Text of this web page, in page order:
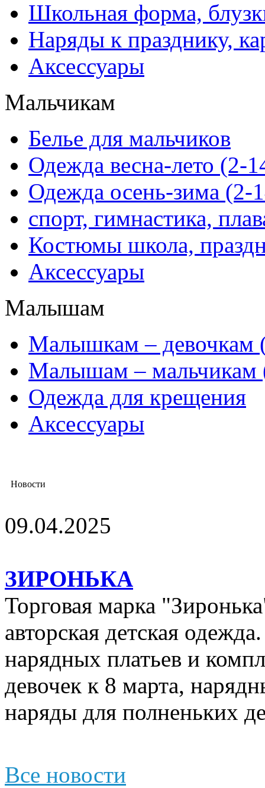
Школьная форма,
Наряды к празднику,
Аксессуары
Мальчикам
Белье для мальчиков
Одежда весна-лето (2-
Одежда осень-зима (2-
спорт, гимнастика,
Костюмы школа,
Аксессуары
Малышам
Mалышкам – девочкам
Малышам – мальчикам
Одежда для крещения
Аксессуары
Новости
09.04.2025
ЗИРОНЬКА
Торговая марка
авторская детская
нарядных платьев и
девочек к 8 марта,
наряды для полненьких
Все новости